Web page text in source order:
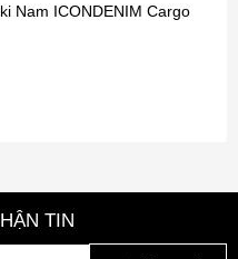
Nam ICONDENIM Cargo
TIN